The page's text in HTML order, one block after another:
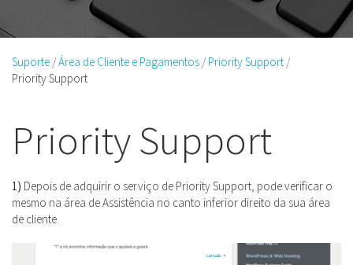
Suporte Área de Cliente e Pagamentos
Priority Support
Priority Support
Priority Support
1) Depois de adquirir o serviço de Priority Support, pode verificar o
mesmo na área de Assistência no canto inferior direito da sua área
de cliente.